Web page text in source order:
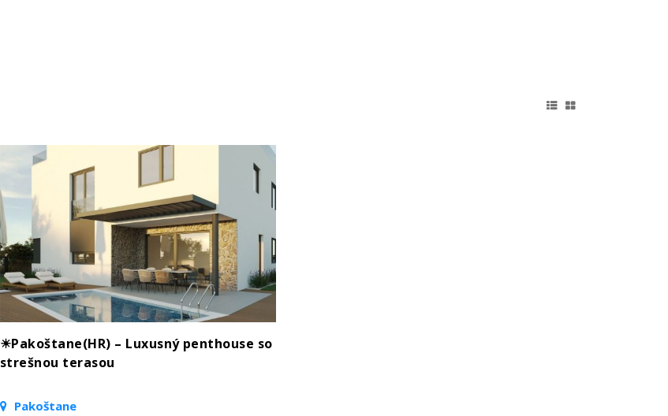
☀Pakoštane(HR) – Luxusný penthouse so
strešnou terasou
Pakoštane